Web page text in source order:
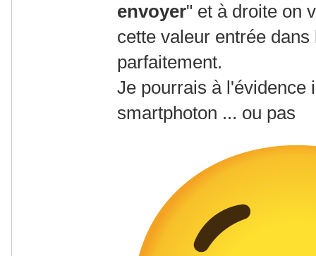
envoyer" et à droite on
cette valeur entrée
parfaitement.
Je pourrais à l'évidence
smartphoton ... ou pas